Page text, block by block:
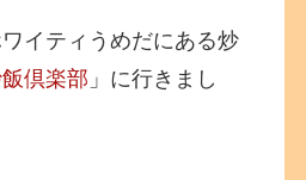
イティうめだにある炒
倶楽部 」に行きまし